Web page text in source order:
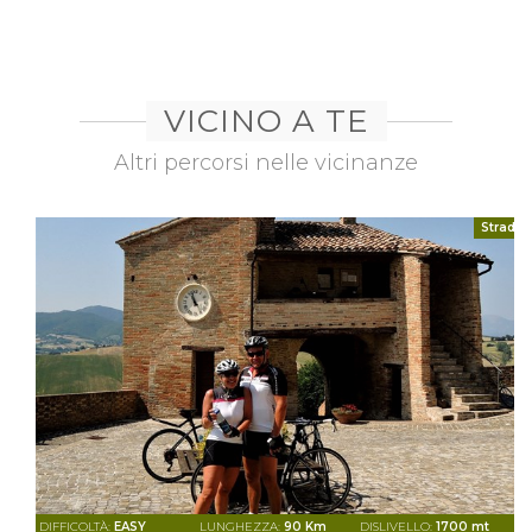
VICINO A TE
Altri percorsi nelle vicinanze
Strada
DIFFICOLTÀ: EASY LUNGHEZZA: 90 Km DISLIVELLO: 1700 mt